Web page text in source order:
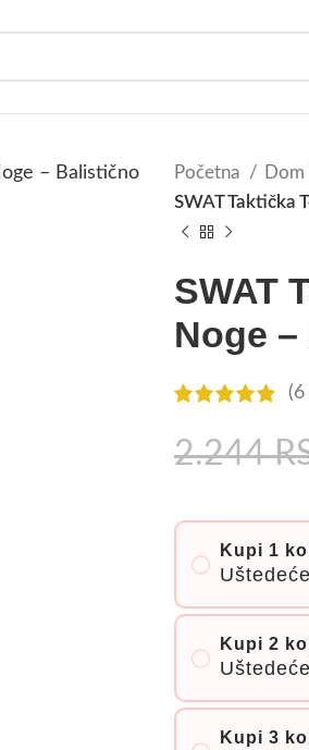
Početna Dom
SWAT Taktička
SWAT
Noge
(6
2.244
Kupi 1
Kupi 2
Kupi 3